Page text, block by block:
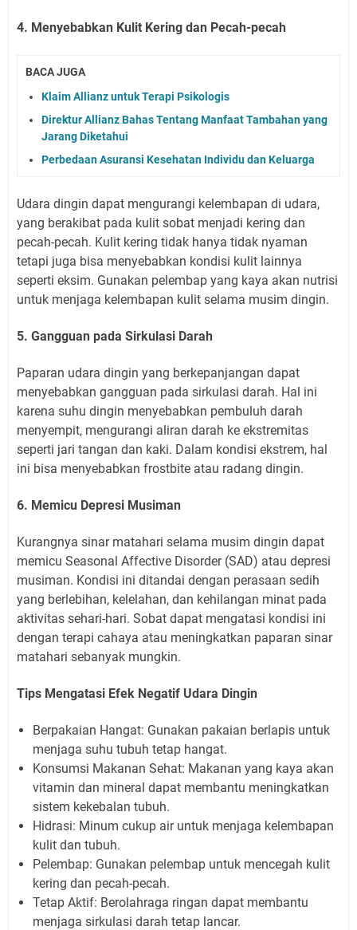
4. Menyebabkan Kulit Kering dan Pecah-pecah
BACA JUGA
Klaim Allianz untuk Terapi Psikologis
Direktur Allianz Bahas Tentang Manfaat Tambahan yang
Jarang Diketahui
Perbedaan Asuransi Kesehatan Individu dan Keluarga
Udara dingin dapat mengurangi kelembapan di udara,
yang berakibat pada kulit sobat menjadi kering dan
pecah-pecah. Kulit kering tidak hanya tidak nyaman
tetapi juga bisa menyebabkan kondisi kulit lainnya
seperti eksim. Gunakan pelembap yang kaya akan nutrisi
untuk menjaga kelembapan kulit selama musim dingin.
5. Gangguan pada Sirkulasi Darah
Paparan udara dingin yang berkepanjangan dapat
menyebabkan gangguan pada sirkulasi darah. Hal ini
karena suhu dingin menyebabkan pembuluh darah
menyempit, mengurangi aliran darah ke ekstremitas
seperti jari tangan dan kaki. Dalam kondisi ekstrem, hal
ini bisa menyebabkan frostbite atau radang dingin.
6. Memicu Depresi Musiman
Kurangnya sinar matahari selama musim dingin dapat
memicu Seasonal Affective Disorder (SAD) atau depresi
musiman. Kondisi ini ditandai dengan perasaan sedih
yang berlebihan, kelelahan, dan kehilangan minat pada
aktivitas sehari-hari. Sobat dapat mengatasi kondisi ini
dengan terapi cahaya atau meningkatkan paparan sinar
matahari sebanyak mungkin.
Tips Mengatasi Efek Negatif Udara Dingin
Berpakaian Hangat: Gunakan pakaian berlapis untuk
menjaga suhu tubuh tetap hangat.
Konsumsi Makanan Sehat: Makanan yang kaya akan
vitamin dan mineral dapat membantu meningkatkan
sistem kekebalan tubuh.
Hidrasi: Minum cukup air untuk menjaga kelembapan
kulit dan tubuh.
Pelembap: Gunakan pelembap untuk mencegah kulit
kering dan pecah-pecah.
Tetap Aktif: Berolahraga ringan dapat membantu
menjaga sirkulasi darah tetap lancar.